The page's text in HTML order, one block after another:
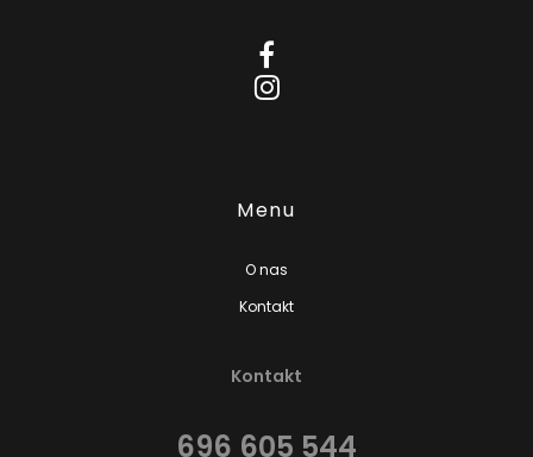
Menu
O nas
Kontakt
Kontakt
696 605 544